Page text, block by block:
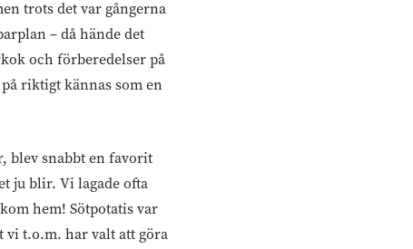
trots det var gångerna
– då hände det
och förberedelser på
riktigt kännas som en
blev snabbt en favorit
ju blir. Vi lagade ofta
hem! Sötpotatis var
vi t.o.m. har valt att göra